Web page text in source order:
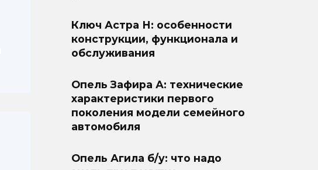
Ключ Астра Н: особенности
конструкции, функционала и
обслуживания
Опель Зафира А: технические
характеристики первого
поколения модели семейного
автомобиля
Опель Агила б/у: что надо